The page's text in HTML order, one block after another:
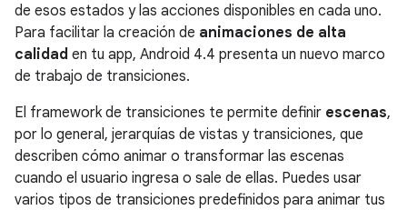
de esos estados y las acciones disponibles en cada uno.
Para facilitar la creación de animaciones de alta
calidad en tu app, Android 4.4 presenta un nuevo marco
de trabajo de transiciones.
El framework de transiciones te permite definir escenas,
por lo general, jerarquías de vistas y transiciones, que
describen cómo animar o transformar las escenas
cuando el usuario ingresa o sale de ellas. Puedes usar
varios tipos de transiciones predefinidos para animar tus